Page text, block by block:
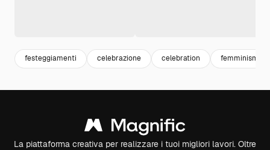
festeggiamenti celebrazione celebration femminismo
La piattaforma creativa per realizzare i tuoi migliori lavori. Oltre